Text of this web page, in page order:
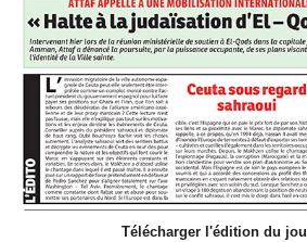
Télécharger l'édition du